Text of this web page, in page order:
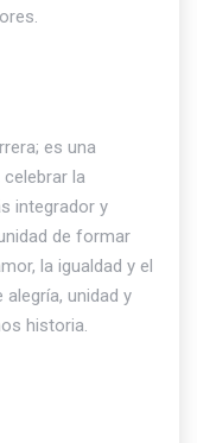
es una
la
integrador y
de formar
la igualdad y el
unidad y
historia.